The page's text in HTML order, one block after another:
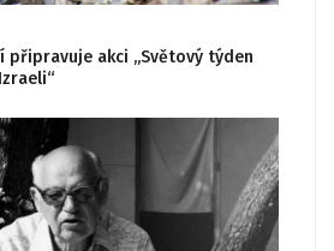
připravuje akci „Světový týden